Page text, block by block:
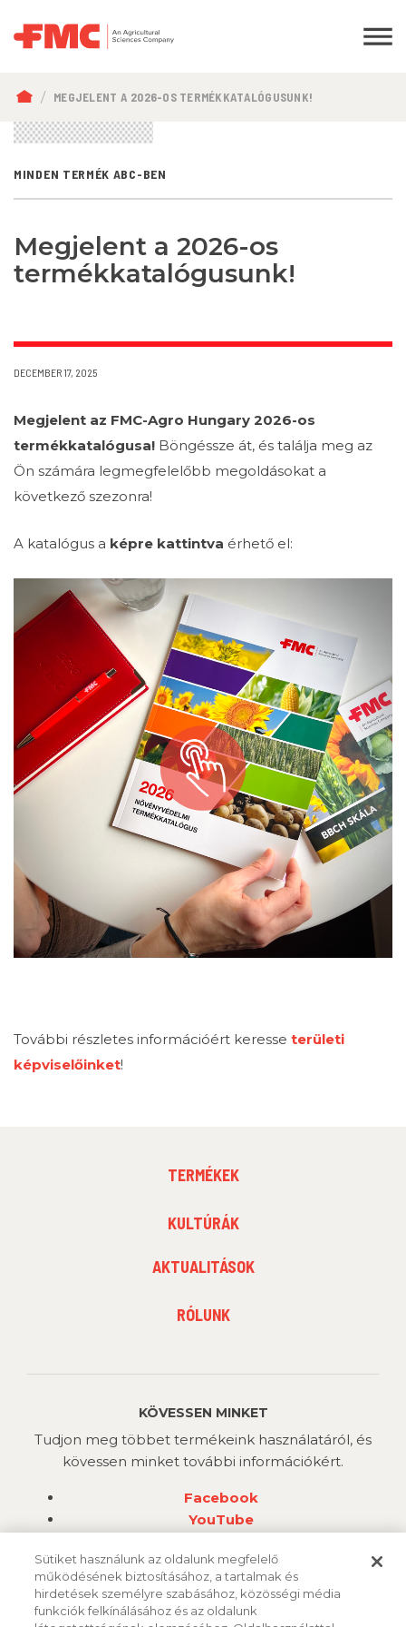
MORZSA
MEGJELENT A 2026-OS TERMÉKKATALÓGUSUNK!
MINDEN TERMÉK ABC-BEN
Megjelent a 2026-os
termékkatalógusunk!
DECEMBER 17, 2025
Megjelent az FMC-Agro Hungary 2026-os
termékkatalógusa! Böngéssze át, és találja meg az
Ön számára legmegfelelőbb megoldásokat a
következő szezonra!
A katalógus a képre kattintva érhető el:
További részletes információért keresse területi
képviselőinket!
TERMÉKEK
KULTÚRÁK
AKTUALITÁSOK
RÓLUNK
KÖVESSEN MINKET
Tudjon meg többet termékeink használatáról, és
kövessen minket további információkért.
Facebook
YouTube
Sütiket használunk az oldalunk megfelelő
működésének biztosításához, a tartalmak és
hirdetések személyre szabásához, közösségi média
funkciók felkínálásához és az oldalunk